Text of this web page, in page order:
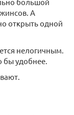
А
открыть одной
нелогичным.
удобнее.